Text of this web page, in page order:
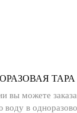
ТАРА
вы можете
воду в